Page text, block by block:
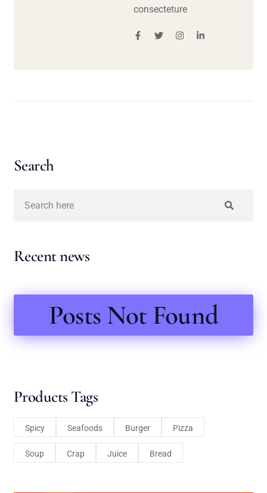
consecteture
Search
Recent news
Posts Not Found
Products Tags
Spicy Seafoods Burger Pizza
Soup Crap Juice Bread